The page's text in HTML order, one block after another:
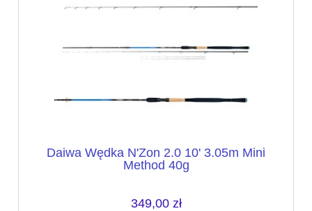
Daiwa Wędka N'Zon 2.0 10' 3.05m Mini
Method 40g
349,00 zł